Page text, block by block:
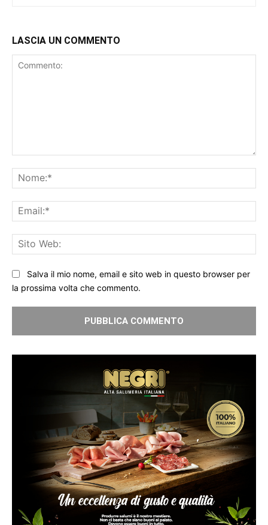
LASCIA UN COMMENTO
Salva il mio nome, email e sito web in questo browser per
la prossima volta che commento.